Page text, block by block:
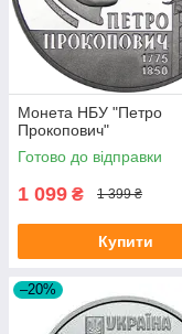
Монета НБУ "Петро
Прокопович"
Готово до відправки
1 099 ₴ 1 399 ₴
Купити
–20%